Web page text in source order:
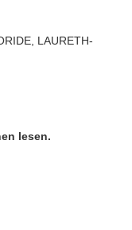
LAURETH-
lesen.